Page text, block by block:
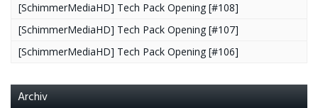
[SchimmerMediaHD] Tech Pack Opening [#108]
[SchimmerMediaHD] Tech Pack Opening [#107]
[SchimmerMediaHD] Tech Pack Opening [#106]
Archiv